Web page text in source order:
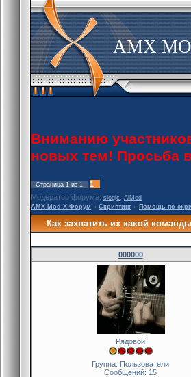
AMX
Вниманию
новых тем! Просьба
Страница 1 из 1
1
Модератор форума: slogic
AlMod
AMX Mod X Форум » Скриптинг » Помощь по
Как захватить их какой
000000
Рядовой
Группа: Пользователи
Сообщений: 15